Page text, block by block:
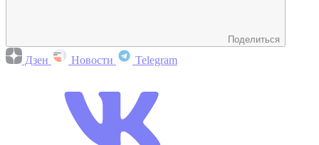
Поделиться
Дзен Новости Telegram